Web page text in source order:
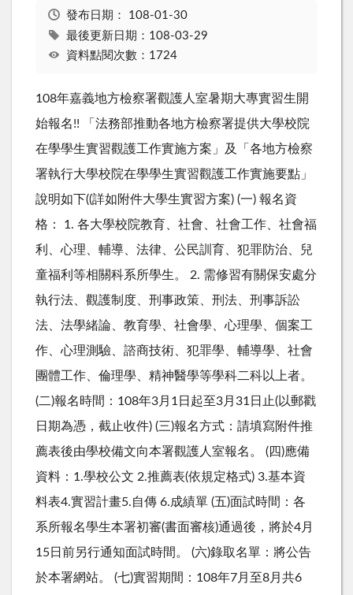
發布日期： 108-01-30
最後更新日期：108-03-29
資料點閱次數：1724
108年嘉義地方檢察署觀護人室暑期大專實習生開
始報名!! 「法務部推動各地方檢察署提供大學校院
在學學生實習觀護工作實施方案」及「各地方檢察
署執行大學校院在學學生實習觀護工作實施要點」
說明如下((詳如附件大學生實習方案) (一) 報名資
格： 1. 各大學校院教育、社會、社會工作、社會福
利、心理、輔導、法律、公民訓育、犯罪防治、兒
童福利等相關科系所學生。 2. 需修習有關保安處分
執行法、觀護制度、刑事政策、刑法、刑事訴訟
法、法學緒論、教育學、社會學、心理學、個案工
作、心理測驗、諮商技術、犯罪學、輔導學、社會
團體工作、倫理學、精神醫學等學科二科以上者。
(二)報名時間：108年3月1日起至3月31日止(以郵戳
日期為憑，截止收件) (三)報名方式：請填寫附件推
薦表後由學校備文向本署觀護人室報名。 (四)應備
資料：1.學校公文 2.推薦表(依規定格式) 3.基本資
料表4.實習計畫5.自傳 6.成績單 (五)面試時間：各
系所報名學生本署初審(書面審核)通過後，將於4月
15日前另行通知面試時間。 (六)錄取名單：將公告
於本署網站。 (七)實習期間：108年7月至8月共6